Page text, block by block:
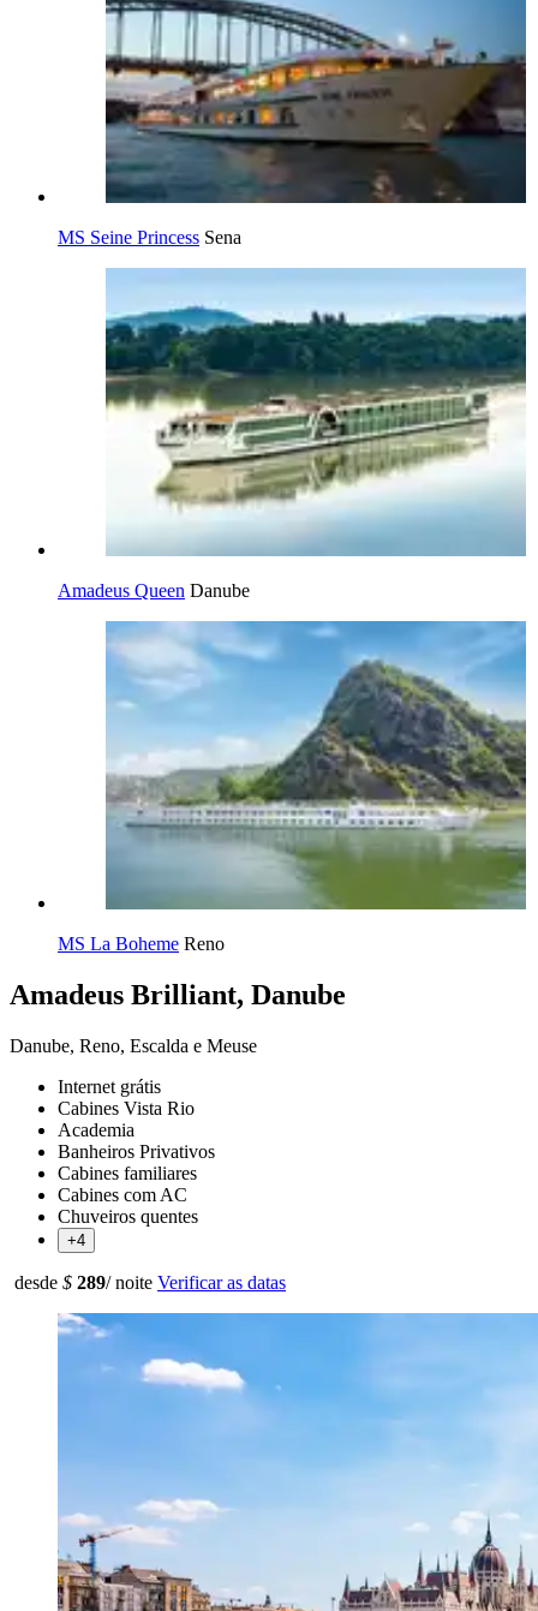
MS Seine Princess Sena
Amadeus Queen Danube
MS La Boheme Reno
Amadeus Brilliant, Danube
Danube, Reno, Escalda e Meuse
Internet grátis
Cabines Vista Rio
Academia
Banheiros Privativos
Cabines familiares
Cabines com AC
Chuveiros quentes
+4
desde $ 289/ noite Verificar as datas